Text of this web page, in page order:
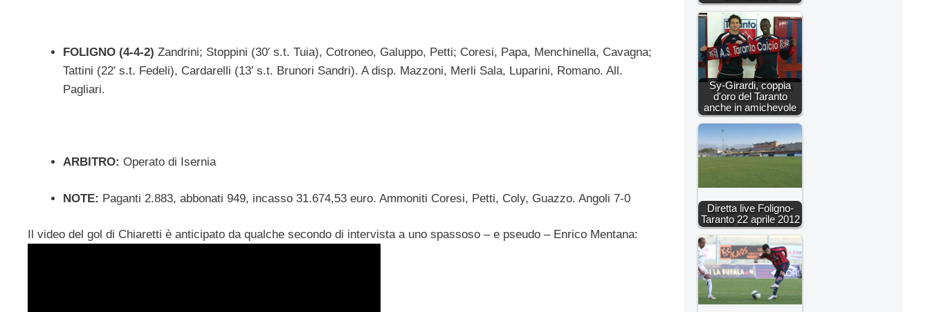
FOLIGNO (4-4-2) Zandrini; Stoppini (30′ s.t. Tuia), Cotroneo, Galuppo, Petti; Coresi, Papa, Menchinella, Cavagna;
Tattini (22′ s.t. Fedeli), Cardarelli (13′ s.t. Brunori Sandri). A disp. Mazzoni, Merli Sala, Luparini, Romano. All.
Pagliari.
ARBITRO: Operato di Isernia
NOTE: Paganti 2.883, abbonati 949, incasso 31.674,53 euro. Ammoniti Coresi, Petti, Coly, Guazzo. Angoli 7-0
Il video del gol di Chiaretti è anticipato da qualche secondo di intervista a uno spassoso – e pseudo – Enrico Mentana:
Sy-Girardi, coppia
d'oro del Taranto
anche in amichevole
Diretta live Foligno-
Taranto 22 aprile 2012